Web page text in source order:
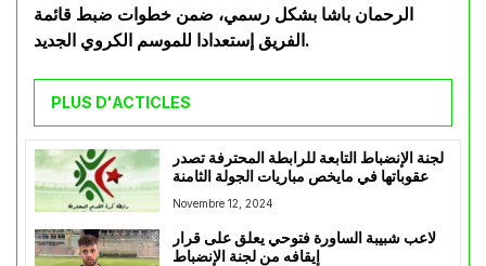
الرحمان باشا بشكل رسمي، ضمن خطوات ضبط قائمة
الفريق إستعدادا للموسم الكروي الجديد.
PLUS D'ACTICLES
لجنة الإنضباط التابعة للرابطة المحترفة تصدر
عقوباتها في مايخص مباريات الجولة الثامنة
Novembre 12, 2024
لاعب شبيبة الساورة فتوحي يعلق على قرار
إيقافه من لجنة الإنضباط